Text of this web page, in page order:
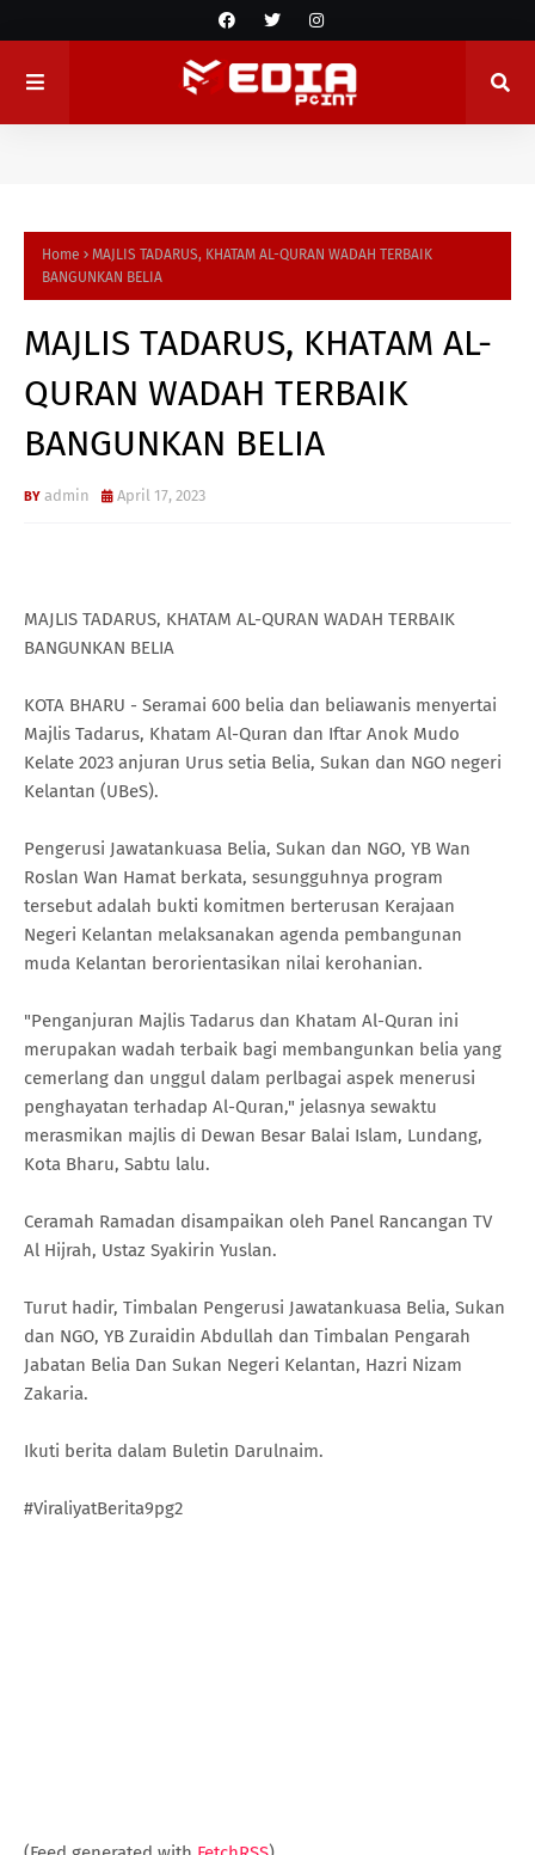
Home
MAJLIS TADARUS, KHATAM AL-QURAN WADAH TERBAIK
BANGUNKAN BELIA
MAJLIS TADARUS, KHATAM AL-
QURAN WADAH TERBAIK
BANGUNKAN BELIA
admin April 17, 2023
MAJLIS TADARUS, KHATAM AL-QURAN WADAH TERBAIK
BANGUNKAN BELIA
KOTA BHARU - Seramai 600 belia dan beliawanis menyertai
Majlis Tadarus, Khatam Al-Quran dan Iftar Anok Mudo
Kelate 2023 anjuran Urus setia Belia, Sukan dan NGO negeri
Kelantan (UBeS).
Pengerusi Jawatankuasa Belia, Sukan dan NGO, YB Wan
Roslan Wan Hamat berkata, sesungguhnya program
tersebut adalah bukti komitmen berterusan Kerajaan
Negeri Kelantan melaksanakan agenda pembangunan
muda Kelantan berorientasikan nilai kerohanian.
"Penganjuran Majlis Tadarus dan Khatam Al-Quran ini
merupakan wadah terbaik bagi membangunkan belia yang
cemerlang dan unggul dalam perlbagai aspek menerusi
penghayatan terhadap Al-Quran," jelasnya sewaktu
merasmikan majlis di Dewan Besar Balai Islam, Lundang,
Kota Bharu, Sabtu lalu.
Ceramah Ramadan disampaikan oleh Panel Rancangan TV
Al Hijrah, Ustaz Syakirin Yuslan.
Turut hadir, Timbalan Pengerusi Jawatankuasa Belia, Sukan
dan NGO, YB Zuraidin Abdullah dan Timbalan Pengarah
Jabatan Belia Dan Sukan Negeri Kelantan, Hazri Nizam
Zakaria.
Ikuti berita dalam Buletin Darulnaim.
#ViraliyatBerita9pg2